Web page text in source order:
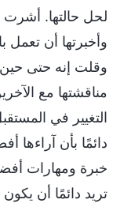
لحل حالتها.
وأخبرتها أن تعمل
وقلت إنه حتى حين
مناقشتها مع
التغيير في
دائمًا بأن آراءها
خبرة ومهارات
تريد دائمًا أن يكون